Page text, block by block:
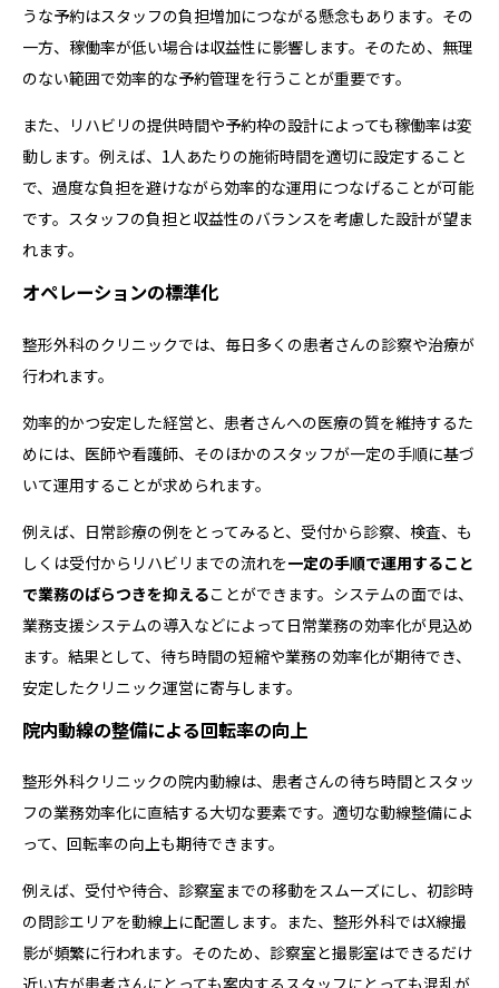
うな予約はスタッフの負担増加につながる懸念もあります。その
一方、稼働率が低い場合は収益性に影響します。そのため、無理
のない範囲で効率的な予約管理を行うことが重要です。
また、リハビリの提供時間や予約枠の設計によっても稼働率は変
動します。例えば、1人あたりの施術時間を適切に設定すること
で、過度な負担を避けながら効率的な運用につなげることが可能
です。スタッフの負担と収益性のバランスを考慮した設計が望ま
れます。
オペレーションの標準化
整形外科のクリニックでは、毎日多くの患者さんの診察や治療が
行われます。
効率的かつ安定した経営と、患者さんへの医療の質を維持するた
めには、医師や看護師、そのほかのスタッフが一定の手順に基づ
いて運用することが求められます。
例えば、日常診療の例をとってみると、受付から診察、検査、も
しくは受付からリハビリまでの流れを一定の手順で運用すること
で業務のばらつきを抑えることができます。システムの面では、
業務支援システムの導入などによって日常業務の効率化が見込め
ます。結果として、待ち時間の短縮や業務の効率化が期待でき、
安定したクリニック運営に寄与します。
院内動線の整備による回転率の向上
整形外科クリニックの院内動線は、患者さんの待ち時間とスタッ
フの業務効率化に直結する大切な要素です。適切な動線整備によ
って、回転率の向上も期待できます。
例えば、受付や待合、診察室までの移動をスムーズにし、初診時
の問診エリアを動線上に配置します。また、整形外科ではX線撮
影が頻繁に行われます。そのため、診察室と撮影室はできるだけ